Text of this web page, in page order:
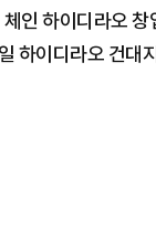
인 하이디라오
하이디라오 건대